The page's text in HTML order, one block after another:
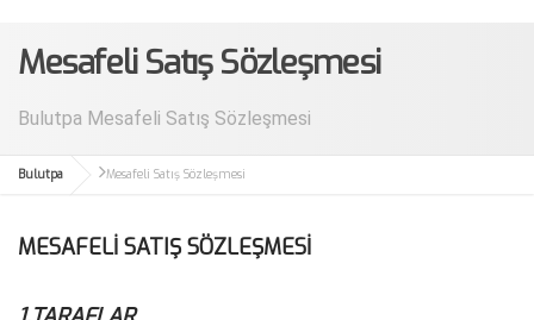
Mesafeli Satış Sözleşmesi
Bulutpa Mesafeli Satış Sözleşmesi
Bulutpa Mesafeli Satış Sözleşmesi
MESAFELİ SATIŞ SÖZLEŞMESİ